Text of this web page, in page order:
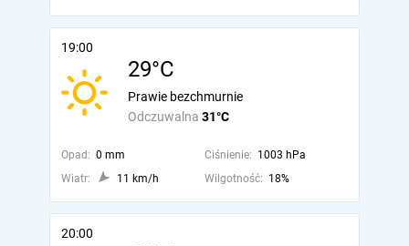
19:00
29°C
Odczuwalna 31°C
Prawie bezchmurnie
Opad: 0 mm Ciśnienie: 1003 hPa
Wiatr:
11 km/h Wilgotność: 18%
20:00